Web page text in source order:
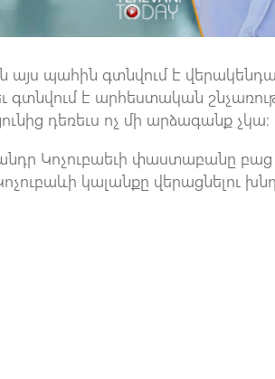
այս պահին գտնվում է
գտնվում է արհեստական
դեռեւս ոչ մի արձագանք չկա։
Կոչուբաեւի փաստաբանը
կալանքը վերացնելու